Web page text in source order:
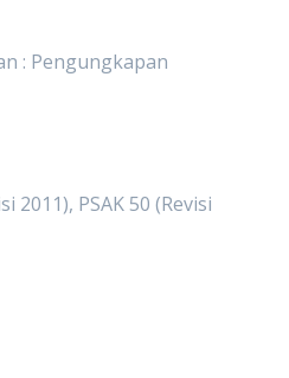
: Pengungkapan
PSAK 50 (Revisi